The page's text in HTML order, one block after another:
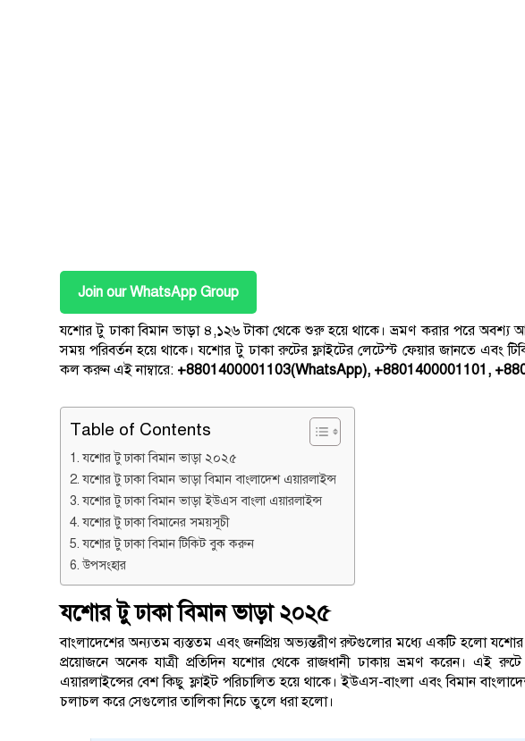
Join our WhatsApp Group
যশোর টু ঢাকা বিমান ভাড়া ৪,১২৬ টাকা থেকে শুরু হয়ে থাকে। ভ্রমণ করার পরে অবশ্য
সময় পরিবর্তন হয়ে থাকে। যশোর টু ঢাকা রুটের ফ্লাইটের লেটেস্ট ফেয়ার জানতে এবং
কল করুন এই নাম্বারে: +8801400001103(WhatsApp), +8801400001101,
Table of Contents
যশোর টু ঢাকা বিমান ভাড়া ২০২৫
যশোর টু ঢাকা বিমান ভাড়া বিমান বাংলাদেশ এয়ারলাইন্স
যশোর টু ঢাকা বিমান ভাড়া ইউএস বাংলা এয়ারলাইন্স
যশোর টু ঢাকা বিমানের সময়সূচী
যশোর টু ঢাকা বিমান টিকিট বুক করুন
উপসংহার
যশোর টু ঢাকা বিমান ভাড়া ২০২৫
বাংলাদেশের অন্যতম ব্যস্ততম এবং জনপ্রিয় অভ্যন্তরীণ রুটগুলোর মধ্যে একটি হলো যশোর
প্রয়োজনে অনেক যাত্রী প্রতিদিন যশোর থেকে রাজধানী ঢাকায় ভ্রমণ করেন। এই
এয়ারলাইন্সের বেশ কিছু ফ্লাইট পরিচালিত হয়ে থাকে। ইউএস-বাংলা এবং বিমান
চলাচল করে সেগুলোর তালিকা নিচে তুলে ধরা হলো।